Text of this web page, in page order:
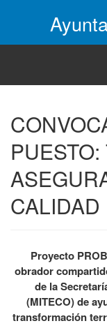
CALIDAD
Proyecto
obrador
de la
(MITECO) de
transformación